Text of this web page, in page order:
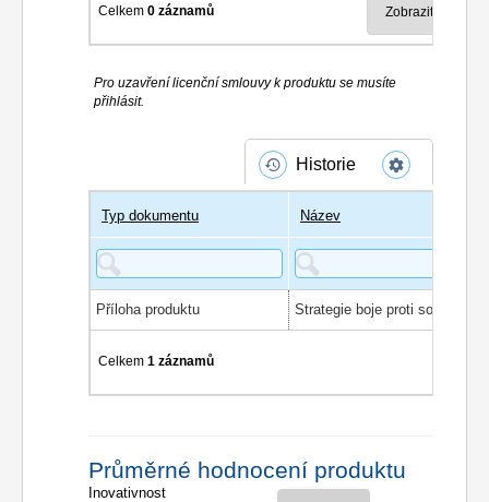
Celkem0 záznamů
Pro uzavření licenční smlouvy k produktu se musíte
přihlásit.
Historie
Typ dokumentu Název
Příloha produktu
Celkem1 záznamů
Průměrné hodnocení produktu
Inovativnost